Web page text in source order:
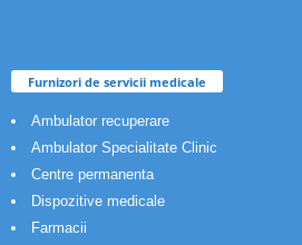
Furnizori de servicii medicale
Ambulator recuperare
Ambulator Specialitate Clinic
Centre permanenta
Dispozitive medicale
Farmacii